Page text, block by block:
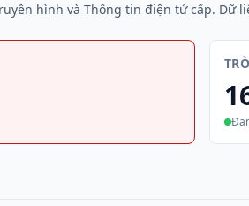
hình và Thông tin điện tử cấp. Dữ